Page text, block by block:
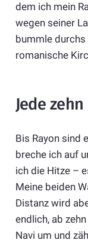
dem ich mein
wegen seiner
bummle
romanische
Jede
Bis Rayon sind
breche ich auf
ich die Hitze –
Meine beiden
Distanz wird
endlich, ab
Navi um und